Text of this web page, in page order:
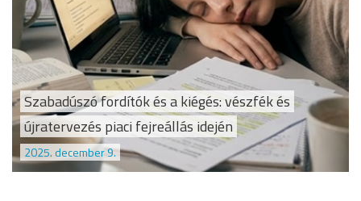
Szabadúszó fordítók és a kiégés: vészfék és
újratervezés piaci fejreállás idején
2025. december 9.